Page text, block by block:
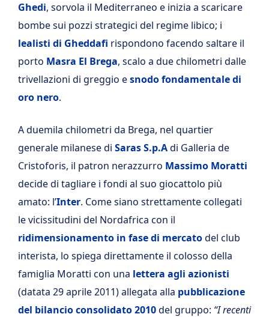
Ghedi, sorvola il Mediterraneo e inizia a scaricare
bombe sui pozzi strategici del regime libico; i
lealisti di Gheddafi rispondono facendo saltare il
porto Masra El Brega, scalo a due chilometri dalle
trivellazioni di greggio esnodo fondamentale di
oro nero.
A duemila chilometri da Brega, nel quartier
generale milanese di Saras S.p.Adi Galleria de
Cristoforis, il patron nerazzurro Massimo Moratti
decide di tagliare i fondi al suo giocattolo più
amato: l’Inter. Come siano strettamente collegati
le vicissitudini del Nordafrica con il
ridimensionamento in fase di mercatodel club
interista, lo spiega direttamente il colosso della
famiglia Moratti con una lettera agli azionisti
(datata 29 aprile 2011) allegata alla pubblicazione
del bilancio consolidato 2010del gruppo: “I recenti